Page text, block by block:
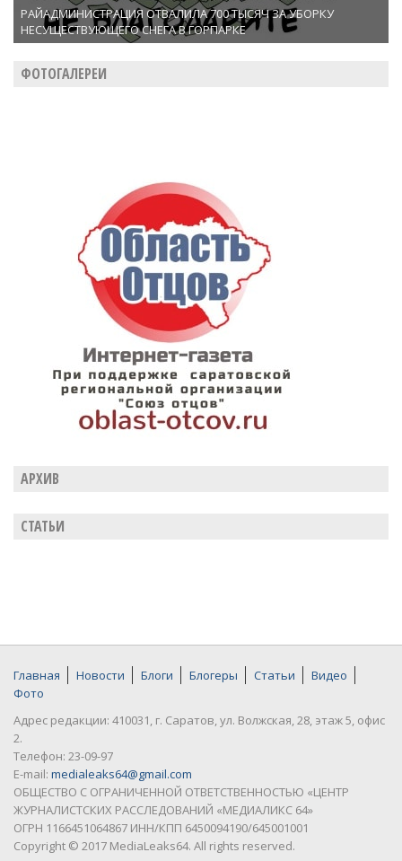
РАЙАДМИНИСТРАЦИЯ ОТВАЛИЛА 700 ТЫСЯЧ ЗА УБОРКУ
НЕСУЩЕСТВУЮЩЕГО СНЕГА В ГОРПАРКЕ
ФОТОГАЛЕРЕИ
АРХИВ
СТАТЬИ
Главная Новости Блоги Блогеры Статьи
Видео
Фото
Адрес редакции: 410031, г. Саратов, ул. Волжская, 28, этаж 5, офис
2.
Телефон: 23-09-97
E-mail: medialeaks64@gmail.com
ОБЩЕСТВО С ОГРАНИЧЕННОЙ ОТВЕТСТВЕННОСТЬЮ «ЦЕНТР
ЖУРНАЛИСТСКИХ РАССЛЕДОВАНИЙ «МЕДИАЛИКС 64»
ОГРН 1166451064867 ИНН/КПП 6450094190/645001001
Copyright © 2017 MediaLeaks64. All rights reserved.